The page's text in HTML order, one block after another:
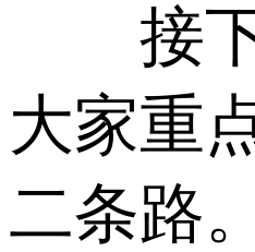
接下
大家重
二条路